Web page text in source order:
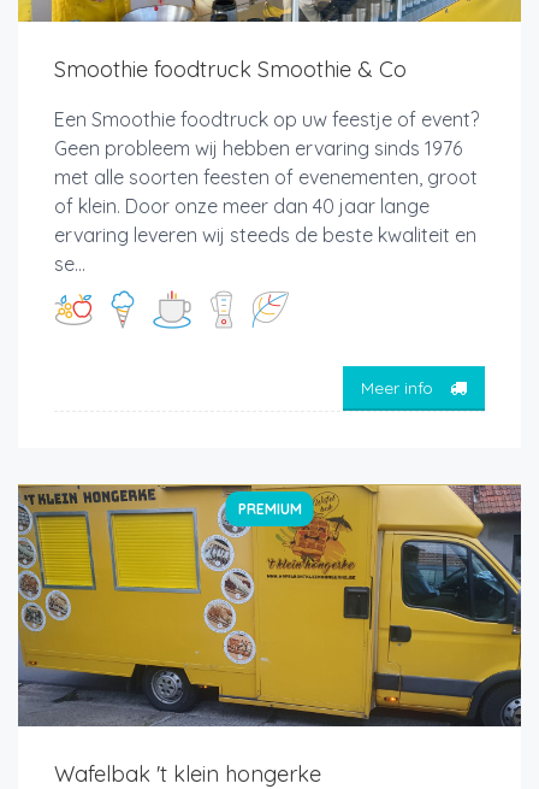
Smoothie foodtruck Smoothie & Co
Een Smoothie foodtruck op uw feestje of event?
Geen probleem wij hebben ervaring sinds 1976
met alle soorten feesten of evenementen, groot
of klein. Door onze meer dan 40 jaar lange
ervaring leveren wij steeds de beste kwaliteit en
se...
Meer info
PREMIUM
Wafelbak 't klein hongerke